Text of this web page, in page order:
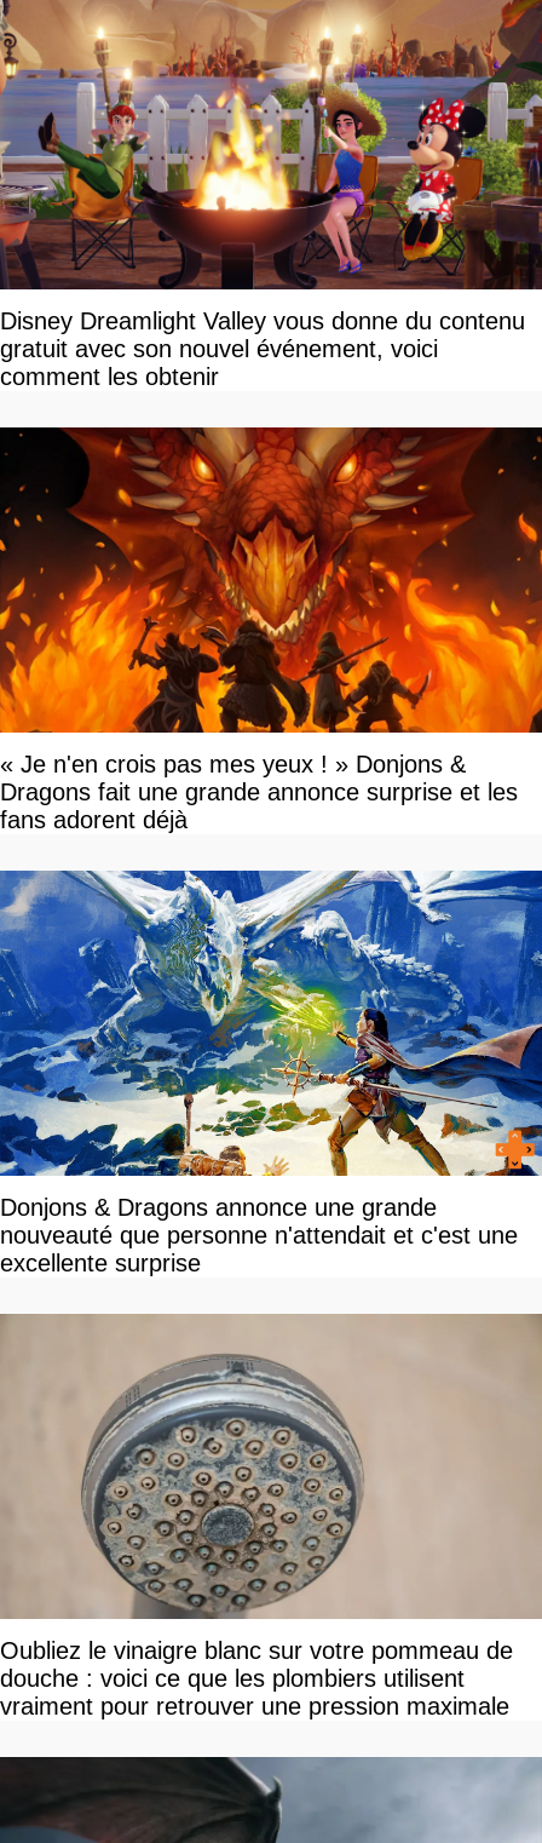
Disney Dreamlight Valley vous donne du contenu
gratuit avec son nouvel événement, voici
comment les obtenir
« Je n'en crois pas mes yeux ! » Donjons &
Dragons fait une grande annonce surprise et les
fans adorent déjà
Donjons & Dragons annonce une grande
nouveauté que personne n'attendait et c'est une
excellente surprise
Oubliez le vinaigre blanc sur votre pommeau de
douche : voici ce que les plombiers utilisent
vraiment pour retrouver une pression maximale